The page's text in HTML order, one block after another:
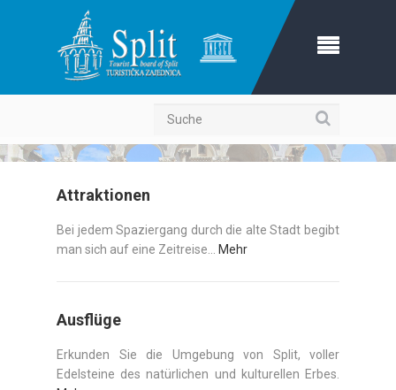
Suche
Attraktionen
Bei jedem Spaziergang durch die alte Stadt begibt
man sich auf eine Zeitreise...
Mehr
Ausflüge
Erkunden Sie die Umgebung von Split, voller
Edelsteine des natürlichen und kulturellen Erbes.